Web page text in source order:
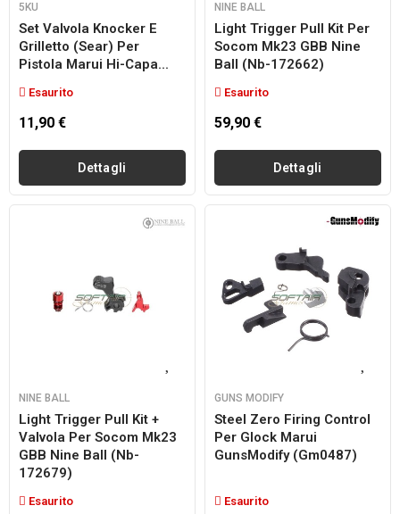
5KU
Set Valvola Knocker E
Grilletto (Sear) Per
Pistola Marui Hi-Capa...
Esaurito
11,90 €
Dettagli
NINE BALL
Light Trigger Pull Kit Per
Socom Mk23 GBB Nine
Ball (nb-172662)
Esaurito
59,90 €
Dettagli
NINE BALL
Light Trigger Pull Kit +
Valvola Per Socom Mk23
GBB Nine Ball (nb-
172679)
Esaurito
GUNS MODIFY
Steel Zero Firing Control
Per Glock Marui
GunsModify (gm0487)
Esaurito